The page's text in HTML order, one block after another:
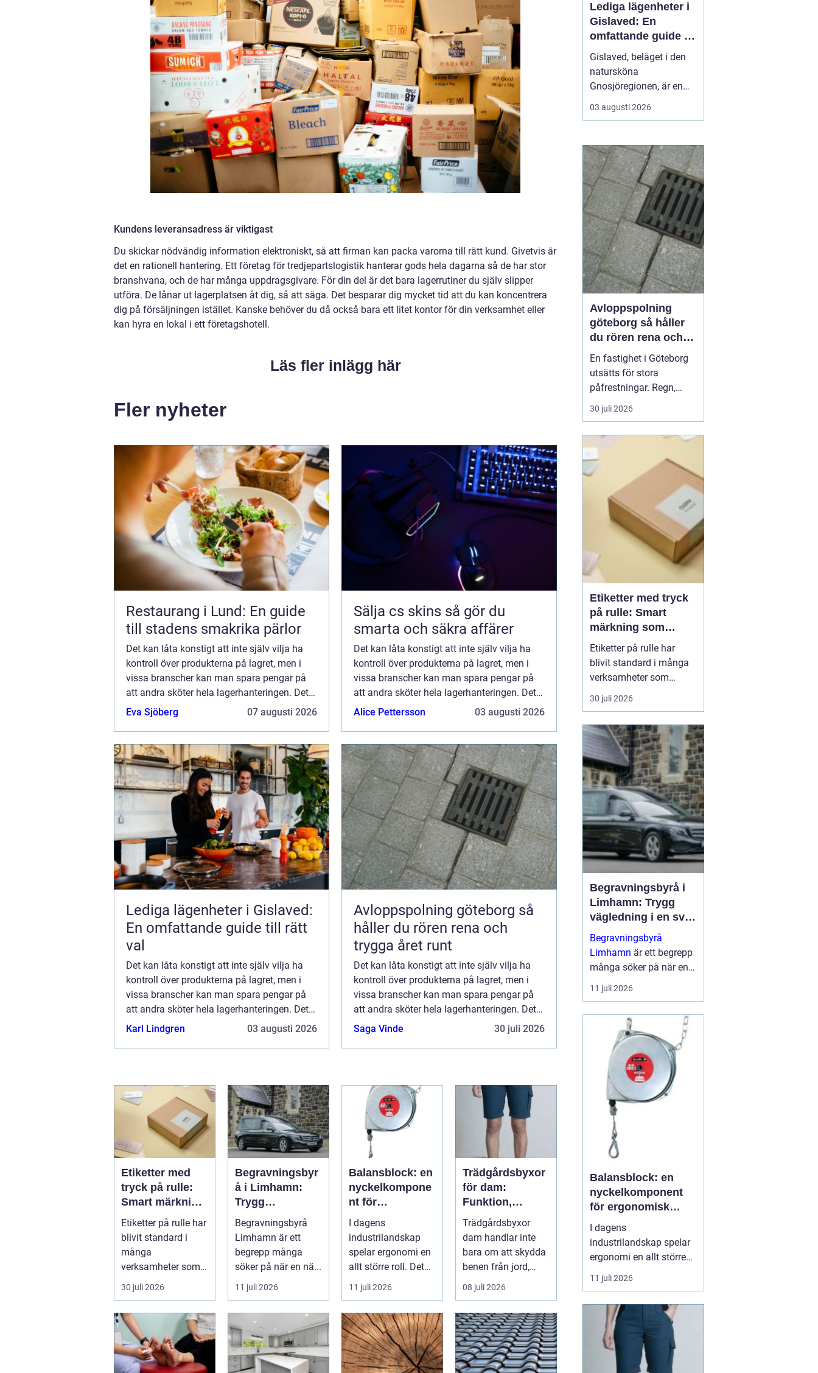
Kundens leveransadress är viktigast
Du skickar nödvändig information elektroniskt, så att firman kan packa varorna till rätt kund. Givetvis är
det en rationell hantering. Ett företag för tredjepartslogistik hanterar gods hela dagarna så de har stor
branshvana, och de har många uppdragsgivare. För din del är det bara lagerrutiner du själv slipper
utföra. De lånar ut lagerplatsen åt dig, så att säga. Det besparar dig mycket tid att du kan koncentrera
dig på försäljningen istället. Kanske behöver du då också bara ett litet kontor för din verksamhet eller
kan hyra en lokal i ett företagshotell.
Läs fler inlägg här
Fler nyheter
Restaurang i Lund: En guide
till stadens smakrika pärlor
Det kan låta konstigt att inte själv vilja ha
kontroll över produkterna på lagret, men i
vissa branscher kan man spara pengar på
att andra sköter hela lagerhanteringen. Det
gäller allt från att ta emot inle...
Eva Sjöberg 07 augusti 2026
Sälja cs skins så gör du
smarta och säkra affärer
Det kan låta konstigt att inte själv vilja ha
kontroll över produkterna på lagret, men i
vissa branscher kan man spara pengar på
att andra sköter hela lagerhanteringen. Det
gäller allt från att ta emot inle...
Alice Pettersson 03 augusti 2026
Lediga lägenheter i Gislaved:
En omfattande guide till rätt
val
Det kan låta konstigt att inte själv vilja ha
kontroll över produkterna på lagret, men i
vissa branscher kan man spara pengar på
att andra sköter hela lagerhanteringen. Det
gäller allt från att ta emot inle...
Karl Lindgren 03 augusti 2026
Avloppspolning göteborg så
håller du rören rena och
trygga året runt
Det kan låta konstigt att inte själv vilja ha
kontroll över produkterna på lagret, men i
vissa branscher kan man spara pengar på
att andra sköter hela lagerhanteringen. Det
gäller allt från att ta emot inle...
Saga Vinde 30 juli 2026
Etiketter med
tryck på rulle:
Smart märkning
som stärker
både flöde och
varumärke
Etiketter på rulle har
blivit standard i
många
verksamheter som
behöver snabb,
tydl...
30 juli 2026
Begravningsbyr
å i Limhamn:
Trygg
vägledning i en
svår tid
Begravningsbyrå
Limhamn är ett
begrepp många
söker på när en nä...
11 juli 2026
Balansblock: en
nyckelkompone
nt för
ergonomisk
effektivitet
I dagens
industrilandskap
spelar ergonomi en
allt större roll. Det
handlar inte bara
om att skapa en...
11 juli 2026
Trädgårdsbyxor
för dam:
Funktion,
passform och
hållbar stil i
rabatten
Trädgårdsbyxor
dam handlar inte
bara om att skydda
benen från jord,
taggar och v&au...
08 juli 2026
Lediga lägenheter i
Gislaved: En
omfattande guide till
rätt val
Gislaved, beläget i den
natursköna
Gnosjöregionen, är en
charmig kommun i
Jönköpings län känt för
och härliga natur. Med
närheten till Nissan, som
flyter genom kommunen
...
03 augusti 2026
Avloppspolning
göteborg så håller
du rören rena och
trygga året runt
En fastighet i Göteborg
utsätts för stora
påfrestningar. Regn,
snabba
temperaturväxlingar och
avloppen behöver mer
omsorg än många tror.
När vatten börjar rinna
undan långsamt, avlopp
luktar illa eller
golvbrunnar bubblar är...
30 juli 2026
Etiketter med tryck
på rulle: Smart
märkning som
stärker både flöde
och varumärke
Etiketter på rulle har
blivit standard i många
verksamheter som
behöver snabb, tydlig
och hållbar märkning.
livsmedel, ehandel, lager
eller butiker handlar allt i
grunden om samma sak:
rätt ...
30 juli 2026
Begravningsbyrå i
Limhamn: Trygg
vägledning i en svår
tid
Begravningsbyrå
Limhamn är ett begrepp
många söker på när en
nära anhörig har gått
bort och behovet av stöd
11 juli 2026
Balansblock: en
nyckelkomponent
för ergonomisk
effektivitet
I dagens
industrilandskap spelar
ergonomi en allt större
roll. Det handlar inte
bara om att skapa en
för anställda, utan även
om att optimera
produktiviteten. Ett
verktyg som allt mer
11 juli 2026